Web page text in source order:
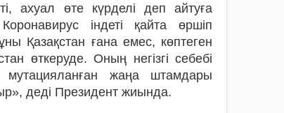
ахуал өте күрделі деп айтуға
індеті қайта өршіп
Қазақстан ғана емес, көптеген
өткеруде. Оның негізгі себебі
мутацияланған жаңа штамдары
деді Президент жиында.